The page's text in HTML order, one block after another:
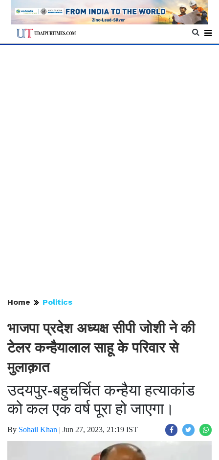
Home Politics
भाजपा प्रदेश अध्यक्ष सीपी जोशी ने की
टेलर कन्हैयालाल साहू के परिवार से
मुलाक़ात
उदयपुर-बहुचर्चित कन्हैया हत्याकांड
को कल एक वर्ष पूरा हो जाएगा।
By Sohail Khan | Jun 27, 2023, 21:19 IST